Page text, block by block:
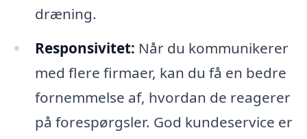
dræning.
Responsivitet: Når du kommunikerer
med flere firmaer, kan du få en bedre
fornemmelse af, hvordan de reagerer
på forespørgsler. God kundeservice er